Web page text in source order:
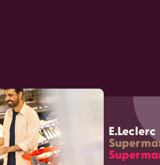
E.Leclerc